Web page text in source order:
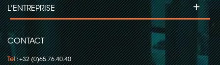
CONTACT
Tel: +32 (0)65.76.40.40
L'ENTREPRISE +